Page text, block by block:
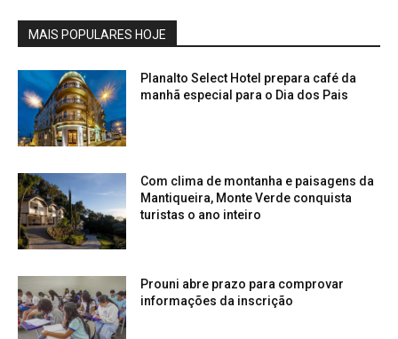
MAIS POPULARES HOJE
Planalto Select Hotel prepara café da
manhã especial para o Dia dos Pais
Com clima de montanha e paisagens da
Mantiqueira, Monte Verde conquista
turistas o ano inteiro
Prouni abre prazo para comprovar
informações da inscrição